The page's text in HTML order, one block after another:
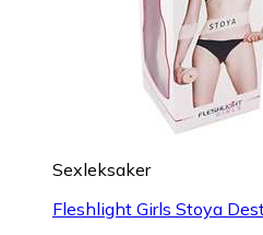
Sexleksaker
Fleshlight Girls Stoya